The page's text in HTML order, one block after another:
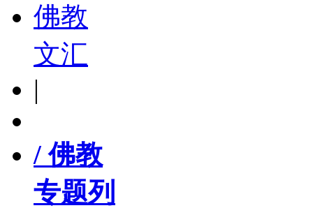
佛教
文汇
|
/ 佛教
专题列